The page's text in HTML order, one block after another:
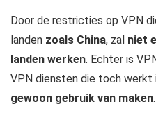
Door de restricties op VPN
landen zoals China, zal niet
landen werken. Echter is
VPN diensten die toch werkt
gewoon gebruik van maken.